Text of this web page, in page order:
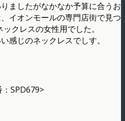
ましたがなかなか予算に合うお
イオンモールの専門店街で見つ
クレスの女性用でした。
感じのネックレスでしす。
：SPD679>